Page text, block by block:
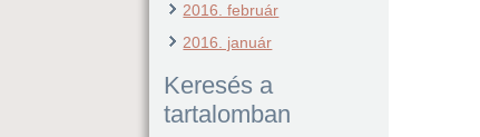
2016. február
2016. január
Keresés a
tartalomban